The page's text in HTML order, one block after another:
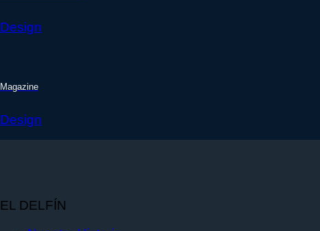
Design
Magazine
Design
EL DELFÍN